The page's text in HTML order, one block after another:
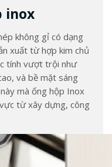
inox
không gỉ có dạng
xuất từ hợp kim chủ
tính vượt trội như
và bề mặt sáng
mà ống hộp Inox
từ xây dựng, công